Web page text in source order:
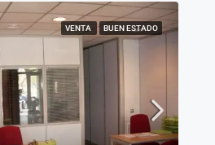
VENTA BUEN ESTADO